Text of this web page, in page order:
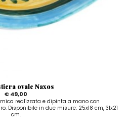
ovale Naxos
€ 49,00
realizzata e dipinta a mano con
Disponibile in due misure: 25x18 cm, 31x21
cm.